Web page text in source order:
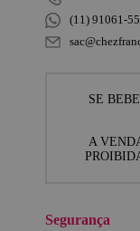
(11) 91061-
SE
A
Segurança